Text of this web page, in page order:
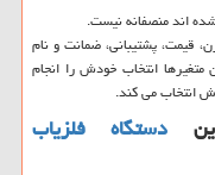
اند منصفانه نیست.
قیمت، پشتیبانی، ضمانت و نام
انتخاب خودش را انجام
انتخاب می کند.
دستگاه فلزیاب